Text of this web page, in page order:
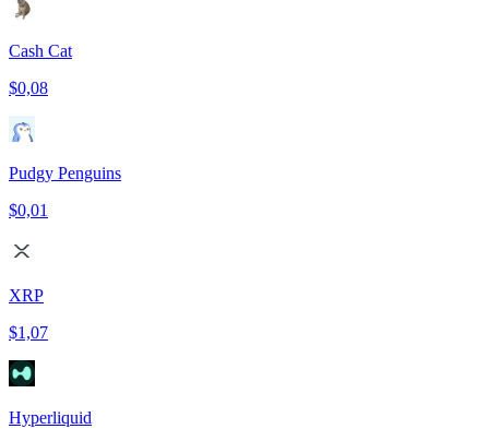
Cash Cat
$0,08
Pudgy Penguins
$0,01
XRP
$1,07
Hyperliquid